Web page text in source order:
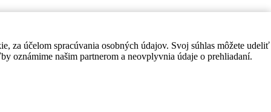
za účelom spracúvania osobných údajov. Svoj súhlas môžete udeliť
oznámime našim partnerom a neovplyvnia údaje o prehliadaní.